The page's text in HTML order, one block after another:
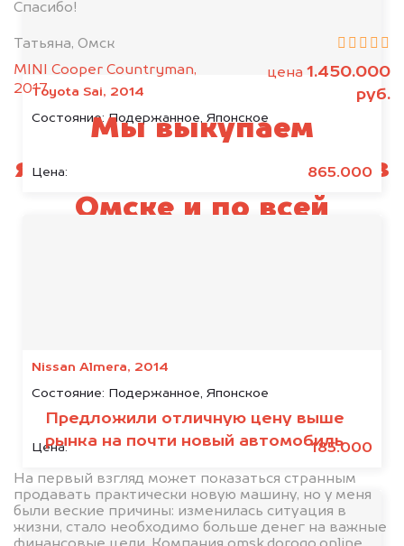
Toyota Sai, 2014
Состояние:Подержанное, Японское
Цена: 865.000
Nissan Almera, 2014
Состояние: Подержанное, Японское
Цена: 185.000
Спасибо!
Татьяна, Омск
MINI Cooper Countryman,
2017
цена 1.450.000
руб.
Предложили отличную цену выше
рынка на почти новый автомобиль
На первый взгляд может показаться странным
продавать практически новую машину, но у меня
были веские причины: изменилась ситуация в
жизни, стало необходимо больше денег на важные
Мы выкупаем
японские автомобили в
Омске и по всей